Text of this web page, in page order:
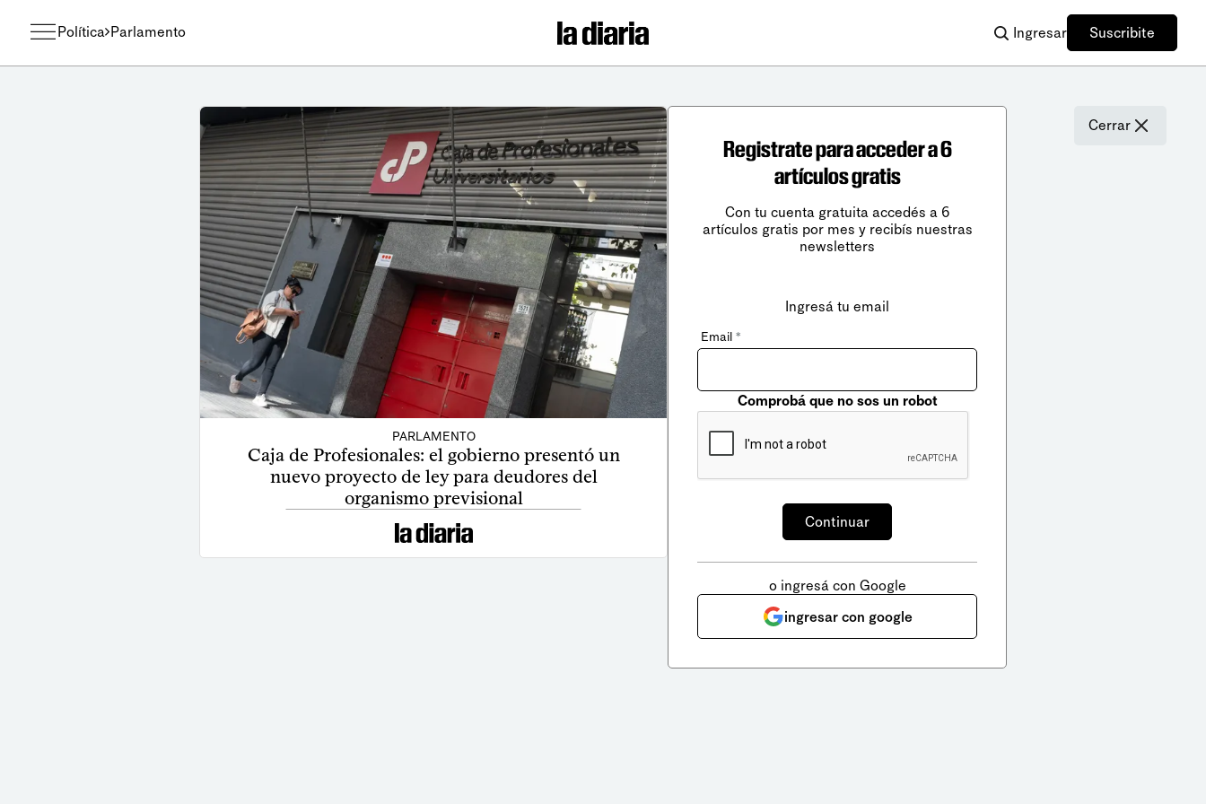
Política Parlamento Ingresar Suscribite
PARLAMENTO
Caja de Profesionales: el gobierno presentó un
nuevo proyecto de ley para deudores del
organismo previsional
Cerrar
Registrate para acceder a 6
artículos gratis
Con tu cuenta gratuita accedés a 6
artículos gratis por mes y recibís nuestras
newsletters
Ingresá tu email
Email *
Comprobá que no sos un robot
o ingresá con Google
ingresar con google